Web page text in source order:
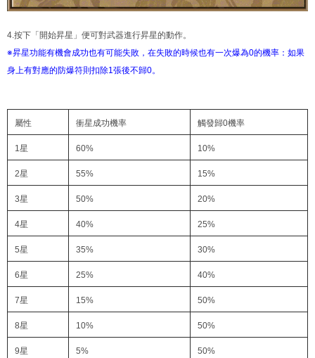
4.按下「開始昇星」便可對武器進行昇星的動作。
※昇星功能有機會成功也有可能失敗，在失敗的時候也有一次爆為0的機率：如果
身上有對應的防爆符則扣除1張後不歸0。
屬性 衝星成功機率 觸發歸0機率
1星 60% 10%
2星 55% 15%
3星 50% 20%
4星 40% 25%
5星 35% 30%
6星 25% 40%
7星 15% 50%
8星 10% 50%
9星 5% 50%